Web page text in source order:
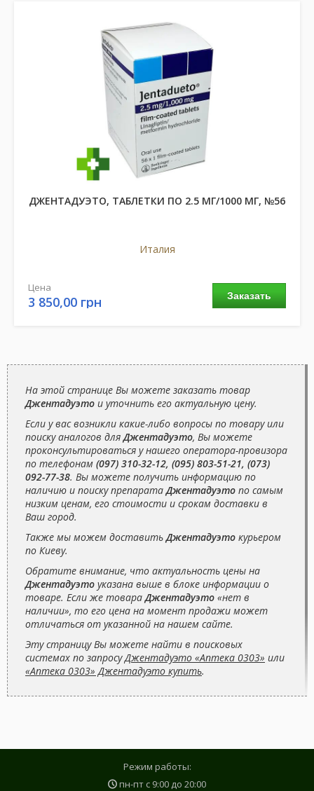
ДЖЕНТАДУЭТО, ТАБЛЕТКИ ПО 2.5 МГ/1000 МГ, №56
Италия
Заказать
Цена
3 850,00 грн
На этой странице Вы можете заказать товар
Джентадуэто и уточнить его актуальную цену.
Если у вас возникли какие-либо вопросы по товару или
поиску аналогов дляДжентадуэто, Вы можете
проконсультироваться у нашего оператора-провизора
по телефонам (097) 310-32-12, (095) 803-51-21, (073)
092-77-38. Вы можете получить информацию по
наличию и поиску препаратаДжентадуэто по самым
низким ценам, его стоимости и срокам доставки в
Ваш город.
Также мы можем доставитьДжентадуэто курьером
по Киеву.
Обратите внимание, что актуальность цены на
Джентадуэто указана выше в блоке информации о
товаре. Если же товараДжентадуэто «нет в
наличии», то его цена на момент продажи может
отличаться от указанной на нашем сайте.
Эту страницу Вы можете найти в поисковых
системах по запросуДжентадуэто «Аптека 0303» или
«Аптека 0303» Джентадуэто купить.
Режим работы:
пн-пт с 9:00 до 20:00